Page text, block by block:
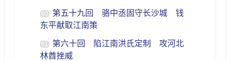
60
第五十九回 骆中丞固守长沙城 钱
东平献取江南策
61
第六十回 陷江南洪氏定制 攻河北
林酋挫威